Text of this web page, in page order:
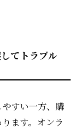
てトラブル
すい一方、購
ます。オンラ